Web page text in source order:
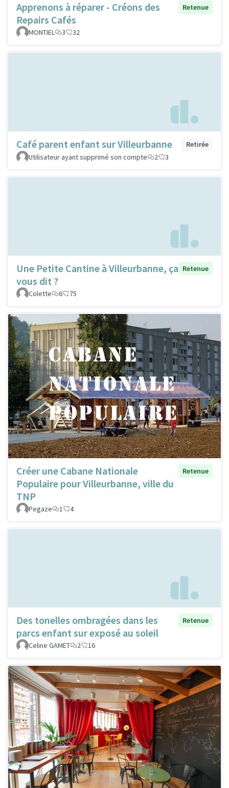
Apprenons à réparer - Créons des
Repairs Cafés
Retenue
MONTIEL 3 32
Café parent enfant sur Villeurbanne
Retirée
Utilisateur ayant supprimé son compte
2 3
Une Petite Cantine à Villeurbanne, ça
vous dit ?
Retenue
Colette 6 75
Créer une Cabane Nationale
Populaire pour Villeurbanne, ville du
TNP
Retenue
Pegaze 1 4
Des tonelles ombragées dans les
parcs enfant sur exposé au soleil
Retenue
Celine GAMET 2 16